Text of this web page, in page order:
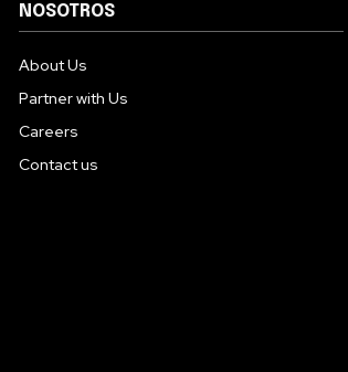
NOSOTROS
About Us
Partner with Us
Careers
Contact us